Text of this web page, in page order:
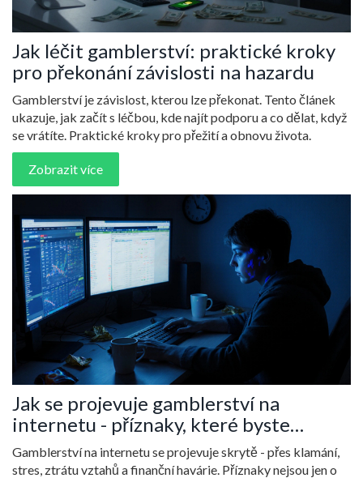
Jak léčit gamblerství: praktické kroky
pro překonání závislosti na hazardu
Gamblerství je závislost, kterou lze překonat. Tento článek
ukazuje, jak začít s léčbou, kde najít podporu a co dělat, když
se vrátíte. Praktické kroky pro přežití a obnovu života.
Zobrazit více
Jak se projevuje gamblerství na
internetu - příznaky, které byste
neměli ignorovat
Gamblerství na internetu se projevuje skrytě - přes klamání,
stres, ztrátu vztahů a finanční havárie. Příznaky nejsou jen o